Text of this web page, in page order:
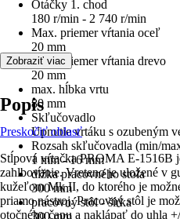
Otáčky 1. chod
180 r/min - 2 740 r/min
Max. priemer vŕtania oceľ
20 mm
Max. priemer vŕtania drevo
20 mm
max. hĺbka vrtu
80 mm
Skľučovadlo
Upnutie vrtáku s ozubeným
Rozsah skľučovadla (min/
1 mm - 16 mm
dĺžka pracovného stola
300 mm
pracovný stôl - šírka
300 mm
Zobraziť viac
Popis
Preskočiť oblasť
Stĺpová vŕtačka PROMA E-1516B
zahlbovanie. Vreteno je uložené v
kužeľom Mk II, do ktorého je
priamo nástroj. Pracovný stôl je
otočného čapu a naklápať do uhla